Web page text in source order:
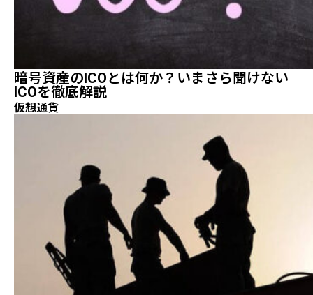
暗号資産のICOとは何か？いまさら聞けない
ICOを徹底解説
仮想通貨